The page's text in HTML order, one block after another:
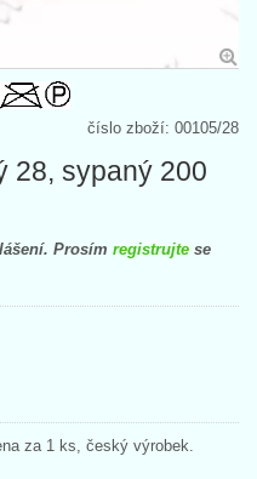
číslo zboží: 00105/28
28, sypaný 200
Prosím registrujte se
za 1 ks, český výrobek.